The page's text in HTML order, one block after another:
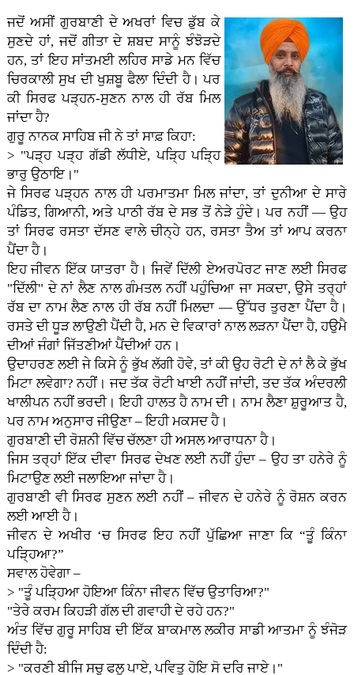
ਜਦੋਂ ਅਸੀਂ ਗੁਰਬਾਣੀ ਦੇ ਅਖਰਾਂ ਵਿਚ ਡੁੱਬ ਕੇ
ਸੁਣਦੇ ਹਾਂ, ਜਦੋਂ ਗੀਤਾ ਦੇ ਸ਼ਬਦ ਸਾਨੂੰ ਝੰਝੋੜਦੇ
ਹਨ, ਤਾਂ ਇਹ ਸਾਂਤਮਈ ਲਹਿਰ ਸਾਡੇ ਮਨ ਵਿੱਚ
ਚਿਰਕਾਲੀ ਸੁਖ ਦੀ ਖੁਸ਼ਬੂ ਫੈਲਾ ਦਿੰਦੀ ਹੈ। ਪਰ
ਕੀ ਸਿਰਫ ਪੜ੍ਹਨ-ਸੁਣਨ ਨਾਲ ਹੀ ਰੱਬ ਮਿਲ
ਜਾਂਦਾ ਹੈ?
ਗੁਰੂ ਨਾਨਕ ਸਾਹਿਬ ਜੀ ਨੇ ਤਾਂ ਸਾਫ਼ ਕਿਹਾ:
> "ਪੜ੍ਹ ਪੜ੍ਹ ਗੱਡੀ ਲੱਧੀਏ, ਪੜ੍ਹਿ ਪੜ੍ਹਿ
ਭਾਰੁ ਉਠਾਇ।"
ਜੇ ਸਿਰਫ ਪੜ੍ਹਨ ਨਾਲ ਹੀ ਪਰਮਾਤਮਾ ਮਿਲ ਜਾਂਦਾ, ਤਾਂ ਦੁਨੀਆ ਦੇ ਸਾਰੇ
ਪੰਡਿਤ, ਗਿਆਨੀ, ਅਤੇ ਪਾਠੀ ਰੱਬ ਦੇ ਸਭ ਤੋਂ ਨੇੜੇ ਹੁੰਦੇ। ਪਰ ਨਹੀਂ — ਉਹ
ਤਾਂ ਸਿਰਫ ਰਸਤਾ ਦੱਸਣ ਵਾਲੇ ਚੀਨ੍ਹੇ ਹਨ, ਰਸਤਾ ਤੈਅ ਤਾਂ ਆਪ ਕਰਨਾ
ਪੈਂਦਾ ਹੈ।
ਇਹ ਜੀਵਨ ਇੱਕ ਯਾਤਰਾ ਹੈ। ਜਿਵੇਂ ਦਿੱਲੀ ਏਅਰਪੋਰਟ ਜਾਣ ਲਈ ਸਿਰਫ
"ਦਿੱਲੀ" ਦੇ ਨਾਂ ਲੈਣ ਨਾਲ ਗੰਮਤਲ ਨਹੀਂ ਪਹੁੰਚਿਆ ਜਾ ਸਕਦਾ, ਉਸੇ ਤਰ੍ਹਾਂ
ਰੱਬ ਦਾ ਨਾਮ ਲੈਣ ਨਾਲ ਹੀ ਰੱਬ ਨਹੀਂ ਮਿਲਦਾ — ਉੱਧਰ ਤੁਰਣਾ ਪੈਂਦਾ ਹੈ।
ਰਸਤੇ ਦੀ ਧੂੜ ਲਾਉਣੀ ਪੈਂਦੀ ਹੈ, ਮਨ ਦੇ ਵਿਕਾਰਾਂ ਨਾਲ ਲੜਨਾ ਪੈਂਦਾ ਹੈ, ਹਉਮੈ
ਦੀਆਂ ਜੰਗਾਂ ਜਿੱਤਣੀਆਂ ਪੈਂਦੀਆਂ ਹਨ।
ਉਦਾਹਰਣ ਲਈ ਜੇ ਕਿਸੇ ਨੂੰ ਭੁੱਖ ਲੱਗੀ ਹੋਵੇ, ਤਾਂ ਕੀ ਉਹ ਰੋਟੀ ਦੇ ਨਾਂ ਲੈ ਕੇ ਭੁੱਖ
ਮਿਟਾ ਲਵੇਗਾ? ਨਹੀਂ। ਜਦ ਤੱਕ ਰੋਟੀ ਖਾਈ ਨਹੀਂ ਜਾਂਦੀ, ਤਦ ਤੱਕ ਅੰਦਰਲੀ
ਖਾਲੀਪਨ ਨਹੀਂ ਭਰਦੀ। ਇਹੀ ਹਾਲਤ ਹੈ ਨਾਮ ਦੀ। ਨਾਮ ਲੈਣਾ ਸ਼ੁਰੂਆਤ ਹੈ,
ਪਰ ਨਾਮ ਅਨੁਸਾਰ ਜੀਉਣਾ – ਇਹੀ ਮਕਸਦ ਹੈ।
ਗੁਰਬਾਣੀ ਦੀ ਰੋਸ਼ਨੀ ਵਿੱਚ ਚੱਲਣਾ ਹੀ ਅਸਲ ਆਰਾਧਨਾ ਹੈ।
ਜਿਸ ਤਰ੍ਹਾਂ ਇੱਕ ਦੀਵਾ ਸਿਰਫ ਦੇਖਣ ਲਈ ਨਹੀਂ ਹੁੰਦਾ – ਉਹ ਤਾ ਹਨੇਰੇ ਨੂੰ
ਮਿਟਾਉਣ ਲਈ ਜਲਾਇਆ ਜਾਂਦਾ ਹੈ।
ਗੁਰਬਾਣੀ ਵੀ ਸਿਰਫ ਸੁਣਨ ਲਈ ਨਹੀਂ – ਜੀਵਨ ਦੇ ਹਨੇਰੇ ਨੂੰ ਰੋਸ਼ਨ ਕਰਨ
ਲਈ ਆਈ ਹੈ।
ਜੀਵਨ ਦੇ ਅਖੀਰ ‘ਚ ਸਿਰਫ ਇਹ ਨਹੀਂ ਪੁੱਛਿਆ ਜਾਣਾ ਕਿ “ਤੂੰ ਕਿੰਨਾ
ਪੜ੍ਹਿਆ?”
ਸਵਾਲ ਹੋਵੇਗਾ –
> "ਤੂੰ ਪੜ੍ਹਿਆ ਹੋਇਆ ਕਿੰਨਾ ਜੀਵਨ ਵਿੱਚ ਉਤਾਰਿਆ?"
"ਤੇਰੇ ਕਰਮ ਕਿਹੜੀ ਗੱਲ ਦੀ ਗਵਾਹੀ ਦੇ ਰਹੇ ਹਨ?"
ਅੰਤ ਵਿੱਚ ਗੁਰੂ ਸਾਹਿਬ ਦੀ ਇੱਕ ਬਾਕਮਾਲ ਲਕੀਰ ਸਾਡੀ ਆਤਮਾ ਨੂੰ ਝੰਜੋੜ
ਦਿੰਦੀ ਹੈ:
> "ਕਰਣੀ ਬੀਜਿ ਸਚੁ ਫਲੁ ਪਾਏ, ਪਵਿਤੁ ਹੋਇ ਸੋ ਦਰਿ ਜਾਏ।"